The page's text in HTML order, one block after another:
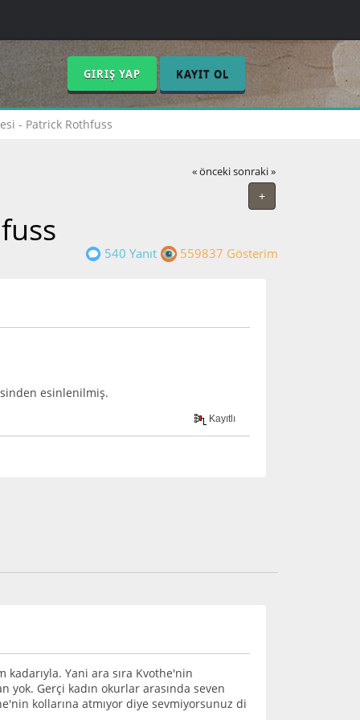
GIRIŞ YAP KAYIT OL
- Patrick Rothfuss
« önceki sonraki »
+
540 Yanıt 559837 Gösterim
esinlenilmiş.
Kayıtlı
Yani ara sıra Kvothe'nin
yok. Gerçi kadın okurlar arasında seven
kollarına atmıyor diye sevmiyorsunuz di